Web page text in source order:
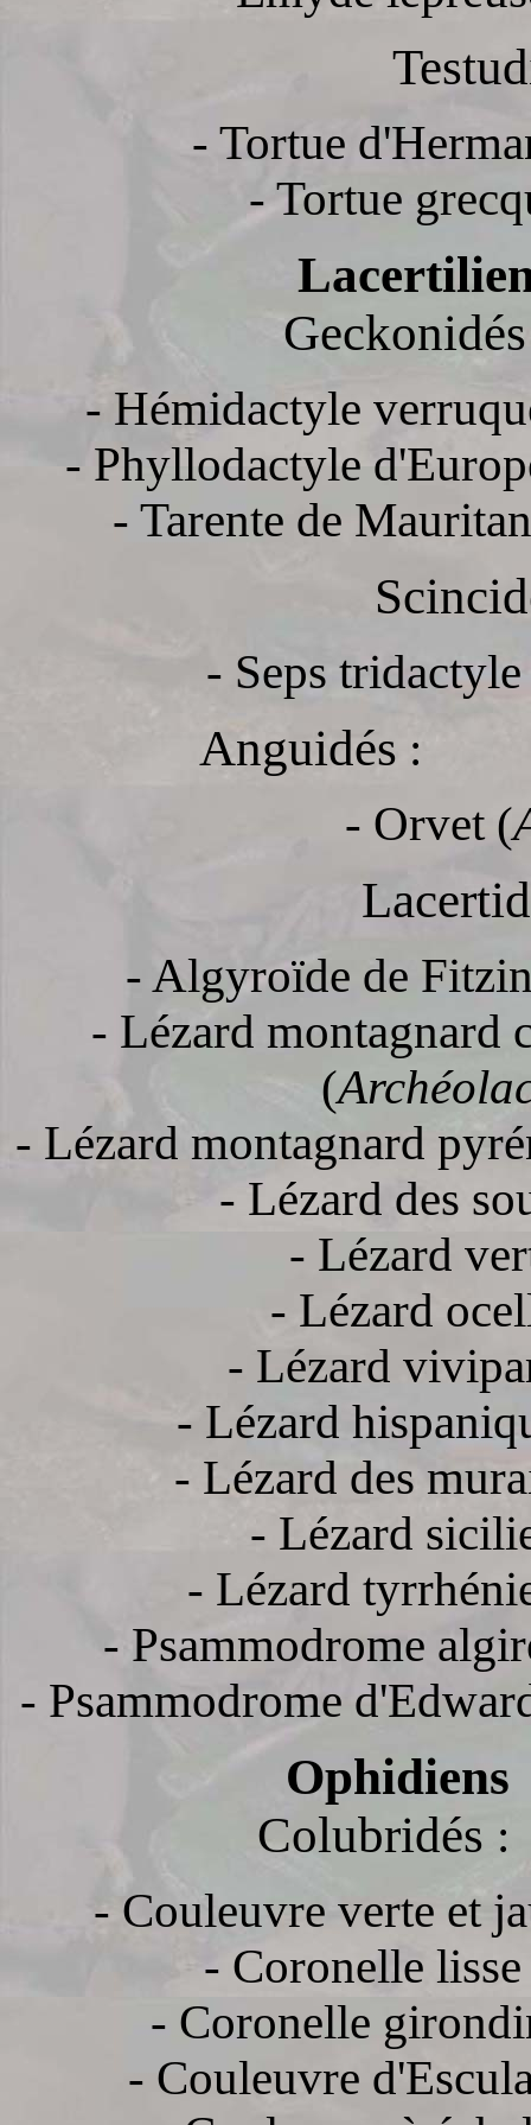
- Tortue
- Tortue
Geckonidés
- Hémidactyle
- Phyllodactyle
- Tarente de
- Seps
Anguidés :
- Orvet (
- Algyroïde de
- Lézard montagnard
(
- Lézard montagnard
- Lézard des
- Lézard
- Lézard
- Lézard
- Lézard
- Lézard des
- Lézard
- Lézard
- Psammodrome
- Psammodrome
Ophidiens
Colubridés :
- Couleuvre verte et
- Coronelle
- Coronelle
- Couleuvre